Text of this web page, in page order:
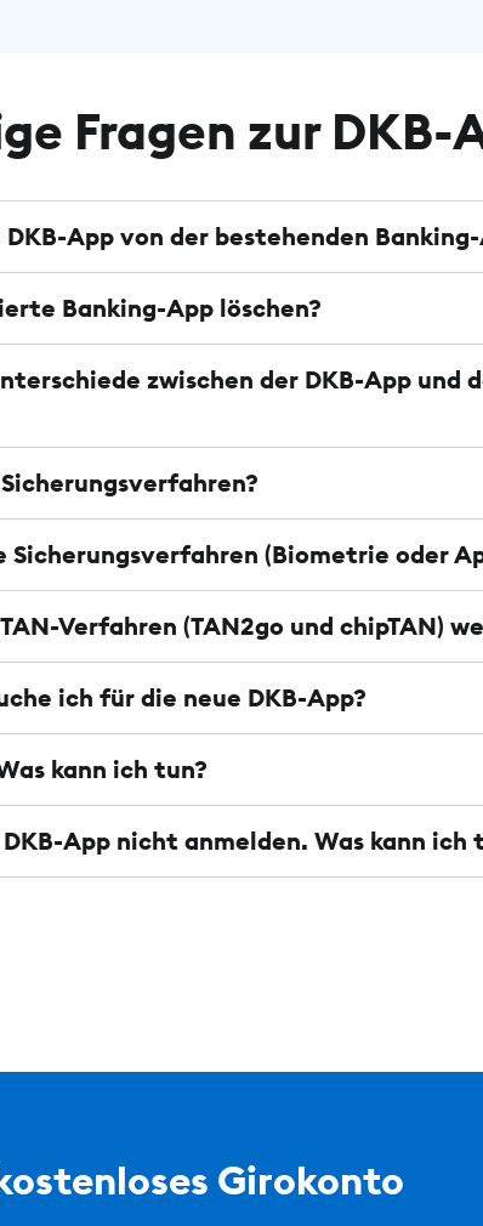
Fragen zur DKB-
App von der bestehenden
Banking-App löschen?
zwischen der DKB-App und
Sicherungsverfahren (Biometrie oder
Verfahren (TAN2go und chipTAN)
ich für die neue DKB-App?
kann ich tun?
App nicht anmelden. Was kann ich
Girokonto